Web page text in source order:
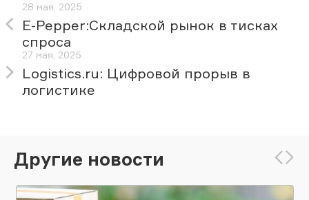
28 мая, 2025
E-Pepper:Складской рынок в тисках
спроса
27 мая, 2025
Logistics.ru: Цифровой прорыв в
логистике
Другие новости